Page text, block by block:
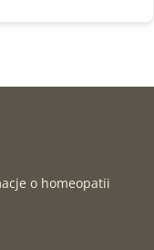
o homeopatii